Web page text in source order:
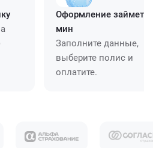
Оформление займет
мин
Заполните данные,
выберите полис и
оплатите.